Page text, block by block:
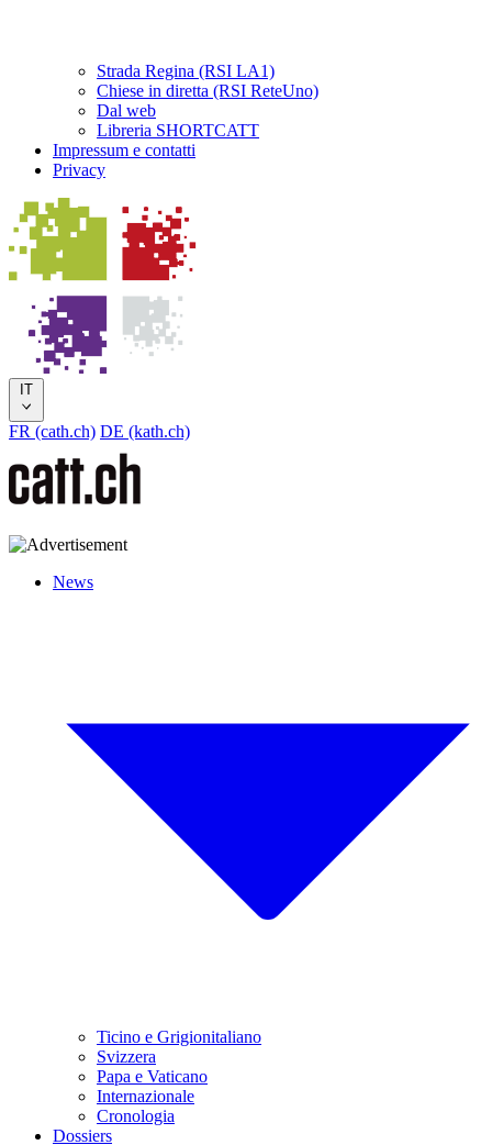
Strada Regina (RSI LA1)
Chiese in diretta (RSI ReteUno)
Dal web
Libreria SHORTCATT
Impressum e contatti
Privacy
IT
FR (cath.ch) DE (kath.ch)
News
Ticino e Grigionitaliano
Svizzera
Papa e Vaticano
Internazionale
Cronologia
Dossiers